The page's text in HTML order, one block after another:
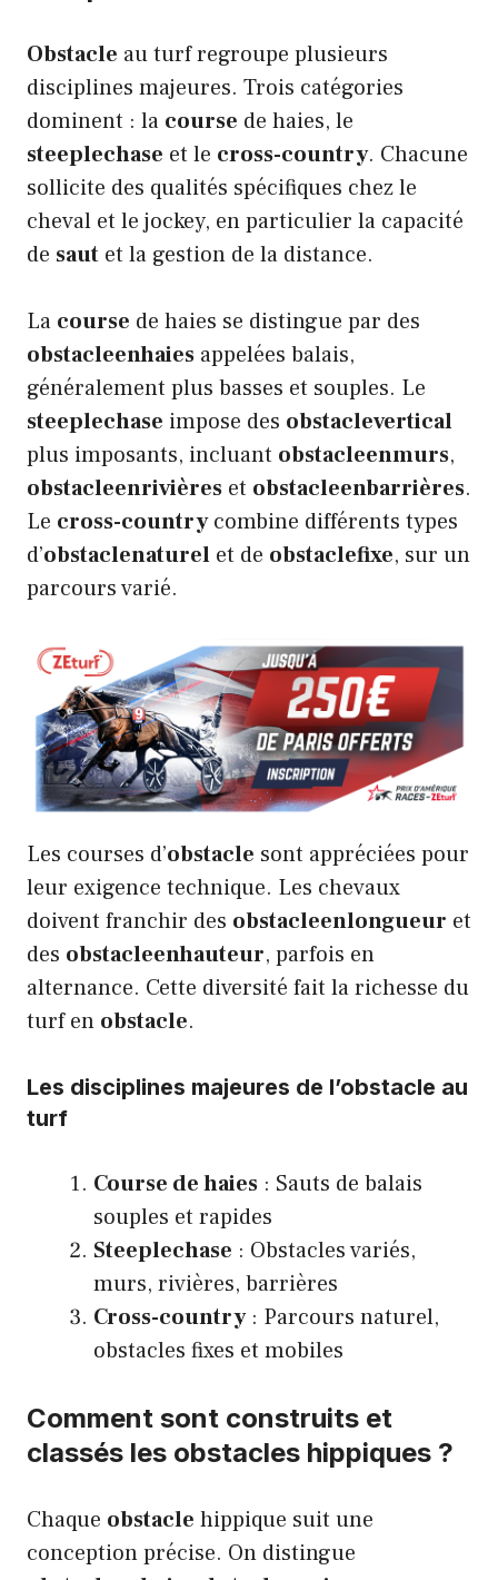
Obstacle au turf regroupe plusieurs
disciplines majeures. Trois catégories
dominent : la course de haies, le
steeplechase et le cross-country. Chacune
sollicite des qualités spécifiques chez le
cheval et le jockey, en particulier la capacité
de saut et la gestion de la distance.
La course de haies se distingue par des
obstacleenhaies appelées balais,
généralement plus basses et souples. Le
steeplechase impose des obstaclevertical
plus imposants, incluant obstacleenmurs,
obstacleenrivières et obstacleenbarrières.
Le cross-countrycombine différents types
d’obstaclenaturel et de obstaclefixe, sur un
parcours varié.
Les courses d’obstacle sont appréciées pour
leur exigence technique. Les chevaux
doivent franchir des obstacleenlongueur et
des obstacleenhauteur, parfois en
alternance. Cette diversité fait la richesse du
turf en obstacle.
Les disciplines majeures de l’obstacle au
turf
Course de haies : Sauts de balais
souples et rapides
Steeplechase : Obstacles variés,
murs, rivières, barrières
Cross-country: Parcours naturel,
obstacles fixes et mobiles
Comment sont construits et
classés les obstacles hippiques ?
Chaque obstacle hippique suit une
conception précise. On distingue